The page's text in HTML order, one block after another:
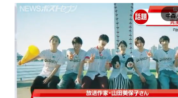
arrow_forward_ios